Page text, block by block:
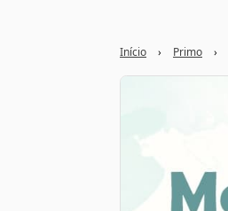
Início › Primo ›